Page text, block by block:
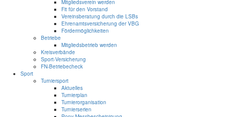
Mitgliedsverein werden
Fit für den Vorstand
Vereinsberatung durch die LSBs
Ehrenamtsversicherung der VBG
Fördermöglichkeiten
Betriebe
Mitgliedsbetrieb werden
Kreisverbände
Sport-Versicherung
FN-Betriebecheck
Sport
Turniersport
Aktuelles
Turnierplan
Turnierorganisation
Turnierserien